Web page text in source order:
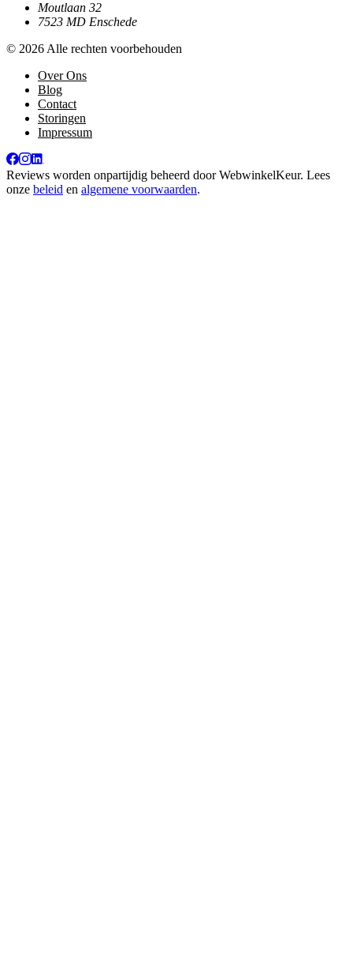
Moutlaan 32
7523 MD Enschede
© 2026 Alle rechten voorbehouden
Over Ons
Blog
Contact
Storingen
Impressum
Reviews worden onpartijdig beheerd doorWebwinkelKeur. Lees
onze beleid en algemene voorwaarden.